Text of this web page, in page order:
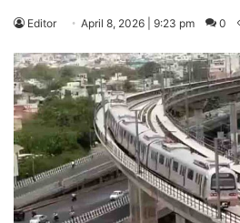
Editor April 8, 2026 | 9:23 pm 0